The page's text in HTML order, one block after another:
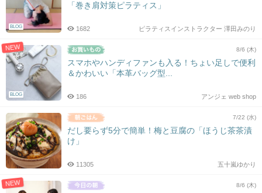
BLOG
「巻き肩対策ピラティス」
ピラティスインストラクター 澤田みのり
1682
NEW
BLOG
8/6 (木)
スマホやハンディファンも入る！ちょい足しで便利
＆かわいい「本革バッグ型...
アンジェ web shop
186
7/22 (水)
だし要らず5分で簡単！梅と豆腐の「ほうじ茶茶漬
け」
五十嵐ゆかり
11305
NEW 8/6 (木)